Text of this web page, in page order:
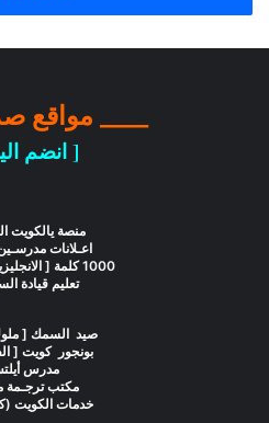
____ مواقع
[ انضم
منصة يالكويت
اعـلانات
1000 كلمة [ الانجليزية للمبتدئين ]
تعليم قيادة
صيد السمك [
بونجور كويت [
مدرس
مكتب ترجـمة
خدمات الكويت